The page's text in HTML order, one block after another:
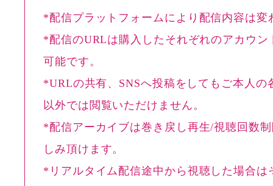
*配信プラットフォームにより配信内容は変
*配信のURLは購入したそれぞれのアカウン
可能です。
*URLの共有、SNSへ投稿をしてもご本人の
以外では閲覧いただけません。
*配信アーカイブは巻き戻し再生/視聴回数
しみ頂けます。
*リアルタイム配信途中から視聴した場合は